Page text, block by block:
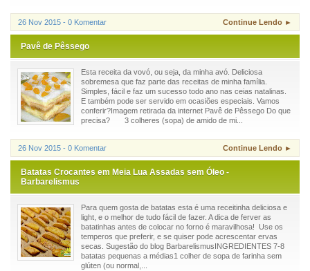
26 Nov 2015 - 0 Komentar Continue Lendo ►
Pavê de Pêssego
Esta receita da vovó, ou seja, da minha avó. Deliciosa
sobremesa que faz parte das receitas de minha família.
Simples, fácil e faz um sucesso todo ano nas ceias natalinas.
E também pode ser servido em ocasiões especiais. Vamos
conferir?Imagem retirada da internet Pavê de Pêssego Do que
precisa? 3 colheres (sopa) de amido de mi...
26 Nov 2015 - 0 Komentar Continue Lendo ►
Batatas Crocantes em Meia Lua Assadas sem Óleo -
Barbarelismus
Para quem gosta de batatas esta é uma receitinha deliciosa e
light, e o melhor de tudo fácil de fazer. A dica de ferver as
batatinhas antes de colocar no forno é maravilhosa! Use os
temperos que preferir, e se quiser pode acrescentar ervas
secas. Sugestão do blog BarbarelismusINGREDIENTES 7-8
batatas pequenas a médias1 colher de sopa de farinha sem
glúten (ou normal,...